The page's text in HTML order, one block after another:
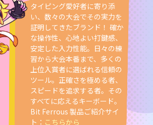
タイピング愛好者に寄り添
い、数々の大会でその実力を
証明してきたブランド！ 確か
な操作性、心地よい打鍵感、
安定した入力性能。日々の練
習から大会本番まで、多くの
上位入賞者に選ばれる信頼の
ツール。正確さを極める者、
スピードを追求する者。その
すべてに応えるキーボード。
Bit Ferrous 製品ご紹介サイ
ト： こちらから